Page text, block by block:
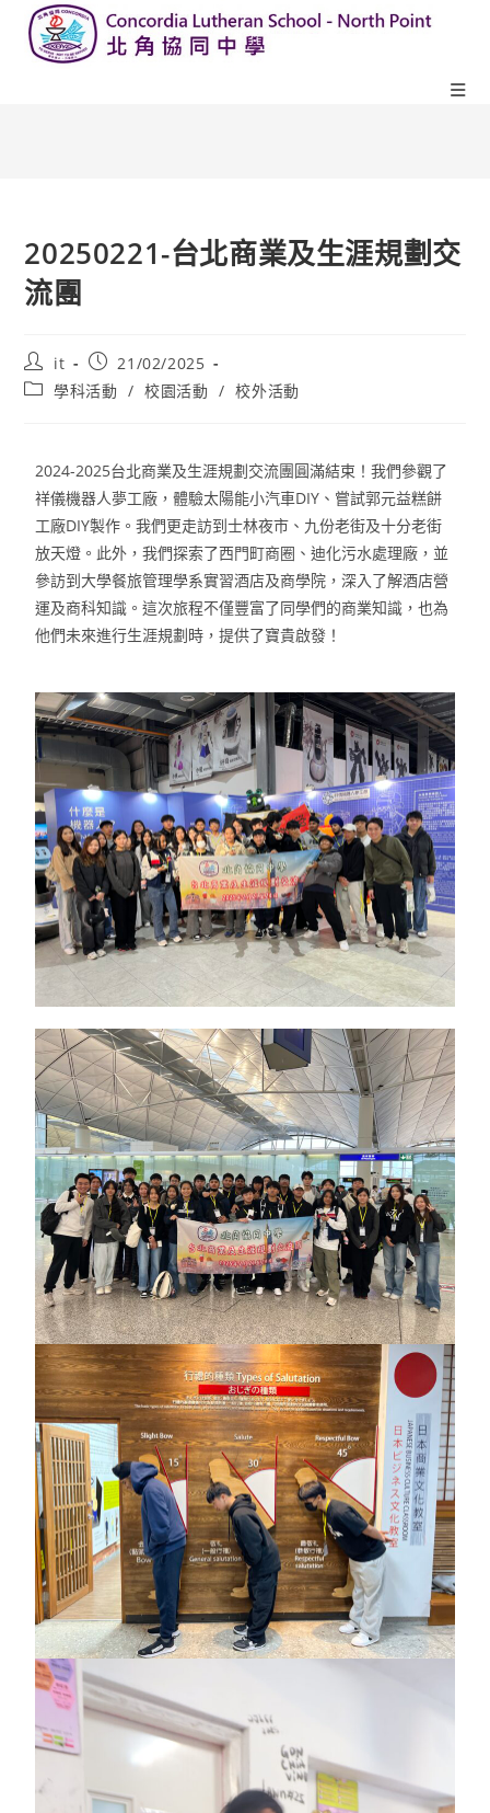
20250221-台北商業及生涯規劃交
流團
it
21/02/2025
學科活動 / 校園活動 / 校外活動
2024-2025台北商業及生涯規劃交流團圓滿結束！我們參觀了
祥儀機器人夢工廠，體驗太陽能小汽車DIY、嘗試郭元益糕餅
工廠DIY製作。我們更走訪到士林夜市、九份老街及十分老街
放天燈。此外，我們探索了西門町商圈、迪化污水處理廠，並
參訪到大學餐旅管理學系實習酒店及商學院，深入了解酒店營
運及商科知識。這次旅程不僅豐富了同學們的商業知識，也為
他們未來進行生涯規劃時，提供了寶貴啟發！